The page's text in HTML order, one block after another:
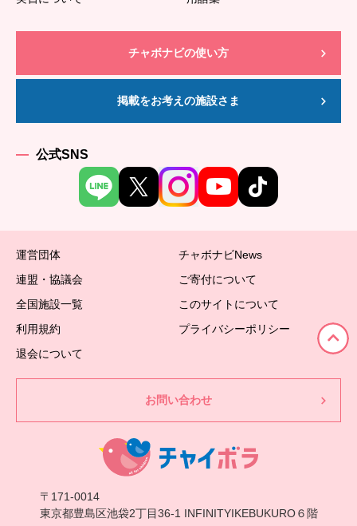
チャボナビの使い方
掲載をお考えの施設さま
公式SNS
運営団体
チャボナビNews
連盟・協議会
ご寄付について
全国施設一覧
このサイトについて
利用規約
プライバシーポリシー
退会について
お問い合わせ
〒171-0014
東京都豊島区池袋2丁目36-1 INFINITYIKEBUKURO６階